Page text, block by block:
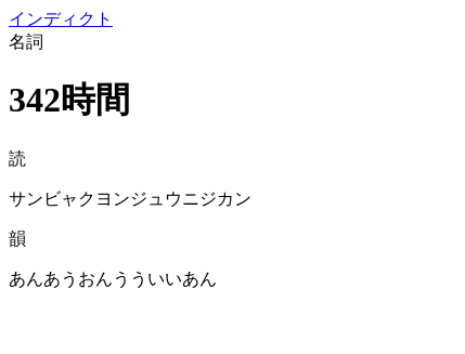
インディクト
名詞
342時間
読
サンビャクヨンジュウニジカン
韻
あんあうおんうういいあん